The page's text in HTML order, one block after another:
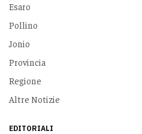
Esaro
Pollino
Jonio
Provincia
Regione
Altre Notizie
EDITORIALI